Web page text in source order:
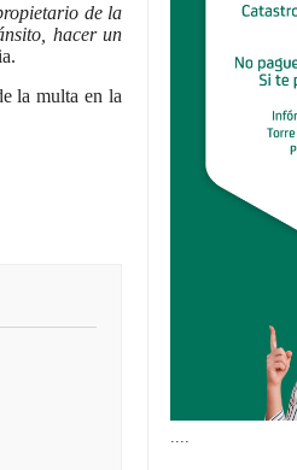
seguridad aérea y
de la
hacer un
la multa en la